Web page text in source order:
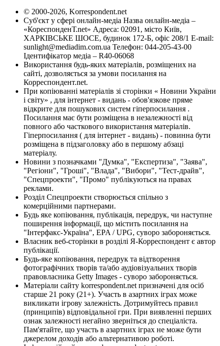
© 2000-2026, Korrespondent.net
Суб'єкт у сфері онлайн-медіа Назва онлайн-медіа –
«КореспонденТ.net» Адреса: 02091, місто Київ,
ХАРКІВСЬКЕ ШОСЕ, будинок 172-Б, офіс 208/1 E-mail:
sunlight@mediadim.com.ua Телефон: 044-205-43-00
Ідентифікатор медіа – R40-06068
Використання будь-яких матеріалів, розміщених на
сайті, дозволяється за умови посилання на
Корреспондент.net.
При копіюванні матеріалів зі сторінки « Новини України
і світу» , для інтернет - видань - обов'язкове пряме
відкрите для пошукових систем гіперпосилання .
Посилання має бути розміщена в незалежності від
повного або часткового використання матеріалів.
Гіперпосилання ( для інтернет - видань) - повинна бути
розміщена в підзаголовку або в першому абзаці
матеріалу.
Новини з позначками "Думка", "Експертиза", "Заява",
"Регіони", "Гроші", "Влада", "Вибори", "Тест-драйв",
"Спецпроекти", "Промо" публікуються на правах
реклами.
Розділ Спецпроекти створюється спільно з
комерційними партнерами.
Будь яке копіювання, публікація, передрук, чи наступне
поширення інформації, що містить посилання на
"Інтерфакс-Україна", EPA / UPG, суворо забороняється.
Власник веб-сторінки в розділі Я-Корреспондент є автор
публікації.
Будь-яке копіювання, передрук та відтворення
фотографічних творів та/або аудіовізуальних творів
правовласника Getty Images - суворо забороняється.
Матеріали сайту korrespondent.net призначені для осіб
старше 21 року (21+). Участь в азартних іграх може
викликати ігрову залежність. Дотримуйтесь правил
(принципів) відповідальної гри. При виявленні перших
ознак залежності негайно зверніться до спеціаліста.
Пам'ятайте, що участь в азартних іграх не може бути
джерелом доходів або альтернативою роботі.